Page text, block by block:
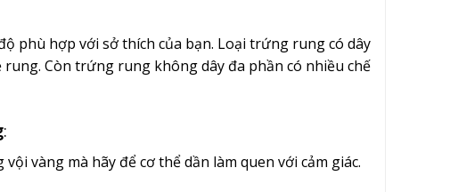
phù hợp với sở thích của bạn. Loại trứng rung có dây
Còn trứng rung không dây đa phần có nhiều chế
:
vàng mà hãy để cơ thể dần làm quen với cảm giác.